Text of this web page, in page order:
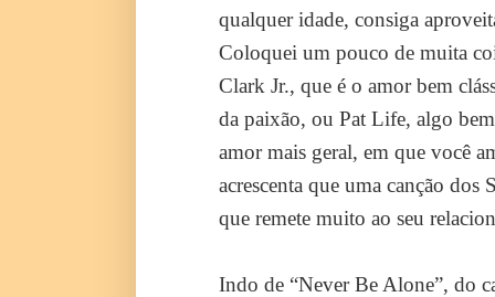
qualquer idade, consiga
Coloquei um pouco de muita
Clark Jr., que é o amor bem
da paixão, ou Pat Life, algo
amor mais geral, em que você
acrescenta que uma canção dos
que remete muito ao seu
Indo de “Never Be Alone”, do